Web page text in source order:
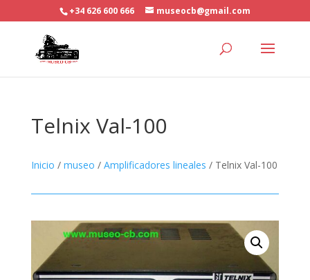
+34 626 600 666 museocb@gmail.com
Telnix Val-100
Inicio / museo / Amplificadores lineales / Telnix Val-100